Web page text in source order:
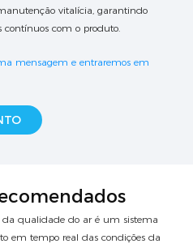
vitalícia, garantindo
contínuos com o produto.
mensagem e entraremos em
qualidade do ar é um sistema
em tempo real das condições da